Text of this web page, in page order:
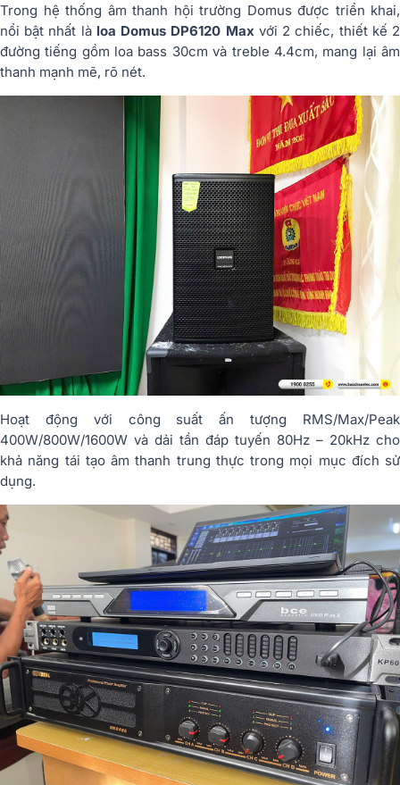
Trong hệ thống âm thanh hội trường Domus được triển khai,
nổi bật nhất là loa Domus DP6120 Maxvới 2 chiếc, thiết kế 2
đường tiếng gồm loa bass 30cm và treble 4.4cm, mang lại âm
thanh mạnh mẽ, rõ nét.
Hoạt động với công suất ấn tượng RMS/Max/Peak
400W/800W/1600W và dải tần đáp tuyến 80Hz – 20kHz cho
khả năng tái tạo âm thanh trung thực trong mọi mục đích sử
dụng.